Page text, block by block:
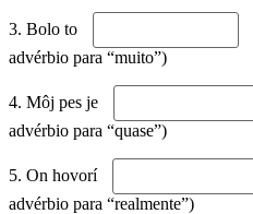
3. Bolo to
advérbio para “muito”)
4. Môj pes je
advérbio para “quase”)
5. On hovorí
advérbio para “realmente”)